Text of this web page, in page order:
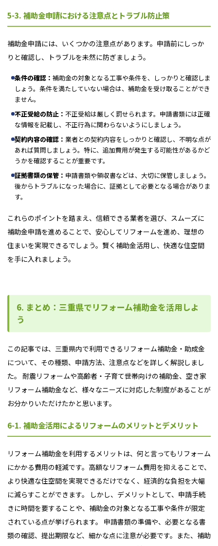
5-3. 補助金申請における注意点とトラブル防止策
補助金申請には、いくつかの注意点があります。申請前にしっか
りと確認し、トラブルを未然に防ぎましょう。
条件の確認： 補助金の対象となる工事や条件を、しっかりと確認しま
しょう。条件を満たしていない場合は、補助金を受け取ることができ
ません。
不正受給の防止： 不正受給は厳しく罰せられます。申請書類には正確
な情報を記載し、不正行為に関わらないようにしましょう。
契約内容の確認： 業者との契約内容をしっかりと確認し、不明な点が
あれば質問しましょう。特に、追加費用が発生する可能性があるかど
うかを確認することが重要です。
証拠書類の保管： 申請書類や領収書などは、大切に保管しましょう。
後からトラブルになった場合に、証拠として必要となる場合がありま
す。
これらのポイントを踏まえ、信頼できる業者を選び、スムーズに
補助金申請を進めることで、安心してリフォームを進め、理想の
住まいを実現できるでしょう。賢く補助金活用し、快適な住空間
を手に入れましょう。
6. まとめ：三重県でリフォーム補助金を活用しよ
う
この記事では、三重県内で利用できるリフォーム補助金・助成金
について、その種類、申請方法、注意点などを詳しく解説しまし
た。 耐震リフォームや高齢者・子育て世帯向けの補助金、空き家
リフォーム補助金など、様々なニーズに対応した制度があることが
お分かりいただけたかと思います。
6-1. 補助金活用によるリフォームのメリットとデメリット
リフォーム補助金を利用するメリットは、何と言ってもリフォーム
にかかる費用の軽減です。高額なリフォーム費用を抑えることで、
より快適な住空間を実現できるだけでなく、経済的な負担を大幅
に減らすことができます。 しかし、デメリットとして、申請手続
きに時間を要することや、補助金の対象となる工事や条件が限定
されている点が挙げられます。 申請書類の準備や、必要となる書
類の確認、提出期限など、細かな点に注意が必要です。また、補助